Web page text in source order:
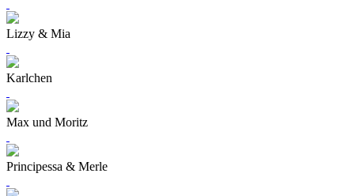
Lizzy & Mia
Karlchen
Max und Moritz
Principessa & Merle